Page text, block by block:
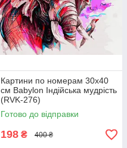
Картини по номерам 30х40
см Babylon Індійська мудрість
(RVK-276)
Готово до відправки
198 ₴ 400 ₴